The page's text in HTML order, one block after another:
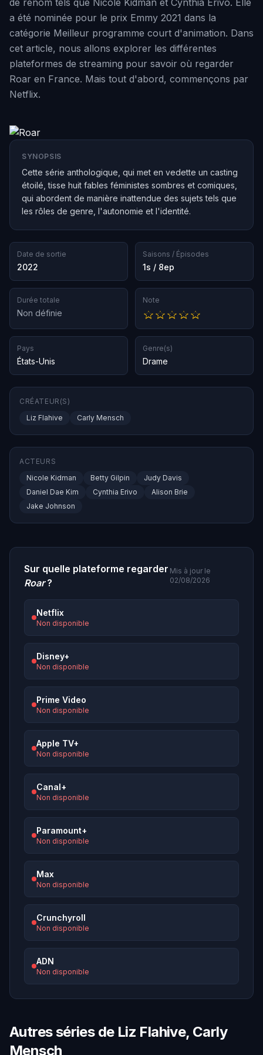
de renom tels que Nicole Kidman et Cynthia Erivo. Elle
a été nominée pour le prix Emmy 2021 dans la
catégorie Meilleur programme court d'animation. Dans
cet article, nous allons explorer les différentes
plateformes de streaming pour savoir où regarder
Roar en France. Mais tout d'abord, commençons par
Netflix.
SYNOPSIS
Cette série anthologique, qui met en vedette un casting
étoilé, tisse huit fables féministes sombres et comiques,
qui abordent de manière inattendue des sujets tels que
les rôles de genre, l'autonomie et l'identité.
Date de sortie
2022
Saisons / Épisodes
1s / 8ep
Durée totale
Non définie
Note
Pays
États-Unis
Genre(s)
Drame
CRÉATEUR(S)
Liz Flahive
Carly Mensch
ACTEURS
Nicole Kidman
Betty Gilpin
Judy Davis
Daniel Dae Kim
Cynthia Erivo
Alison Brie
Jake Johnson
Sur quelle plateforme regarder
Roar?
Mis à jour le
02/08/2026
Netflix
Non disponible
Disney+
Non disponible
Prime Video
Non disponible
Apple TV+
Non disponible
Canal+
Non disponible
Paramount+
Non disponible
Max
Non disponible
Crunchyroll
Non disponible
ADN
Non disponible
Autres séries de Liz Flahive, Carly
Mensch